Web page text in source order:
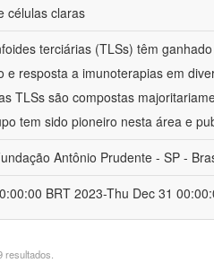
células claras
terciárias (TLSs) têm
e resposta a imunoterapias em
TLSs são compostas
tem sido pioneiro nesta área e
Antônio Prudente - SP -
BRT 2023-Thu Dec 31
resultados.